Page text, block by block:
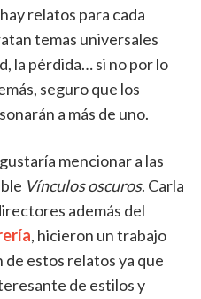
relatos para cada
temas universales
la pérdida… si no por lo
seguro que los
a más de uno.
mencionar a las
Vínculos oscuros. Carla
además del
, hicieron un trabajo
estos relatos ya que
de estilos y